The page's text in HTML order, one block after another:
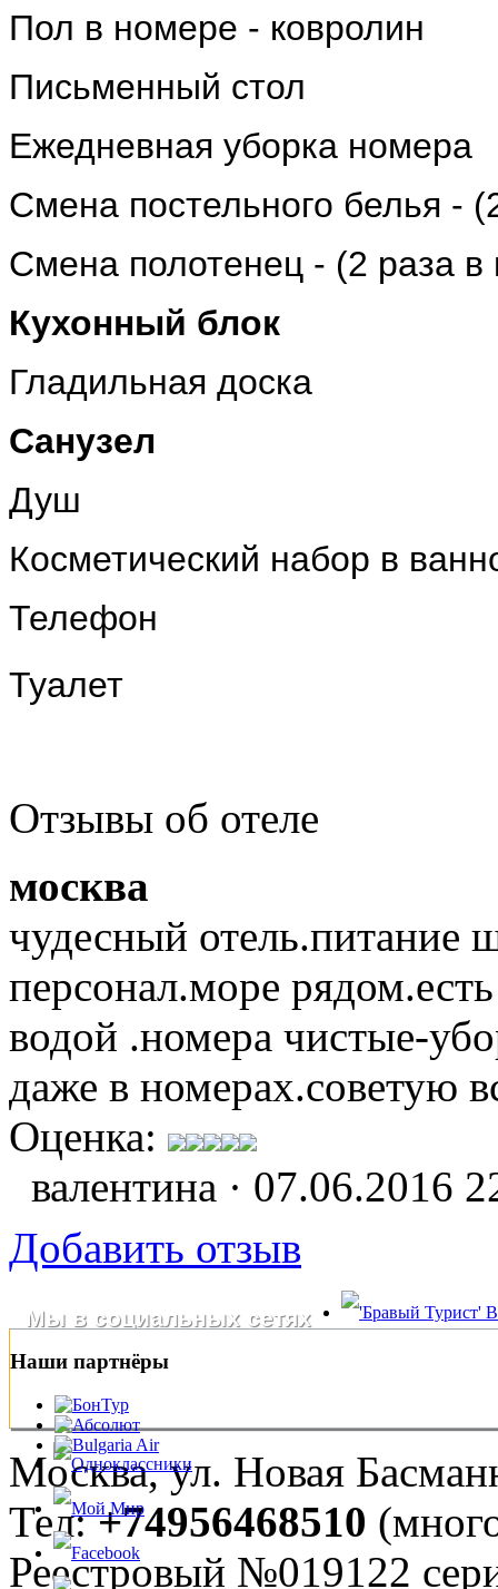
Пол в номере - ковролин
Письменный стол
Ежедневная уборка номера
Cмена постельного белья -
Смена полотенец - (2 раза
Кухонный блок
Гладильная доска
Санузел
Душ
Косметический набор в
Телефон
Туалет
Отзывы об отеле
москва
чудесный отель.питание
персонал.море
водой .номера чистые-
даже в номерах.советую
Оценка:
валентина · 07.06.2016
Добавить отзыв
Мы в социальных сетях
Наши партнёры
Москва, ул. Новая
Тел:+74956468510
Реестровый №019122